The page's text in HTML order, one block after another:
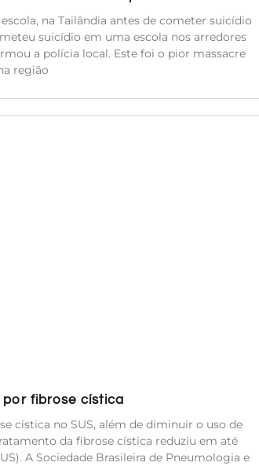
na Tailândia antes de cometer suicídio
suicídio em uma escola nos arredores
a polícia local. Este foi o pior massacre
região
por fibrose cística
cística no SUS, além de diminuir o uso de
da fibrose cística reduziu em até
A Sociedade Brasileira de Pneumologia e